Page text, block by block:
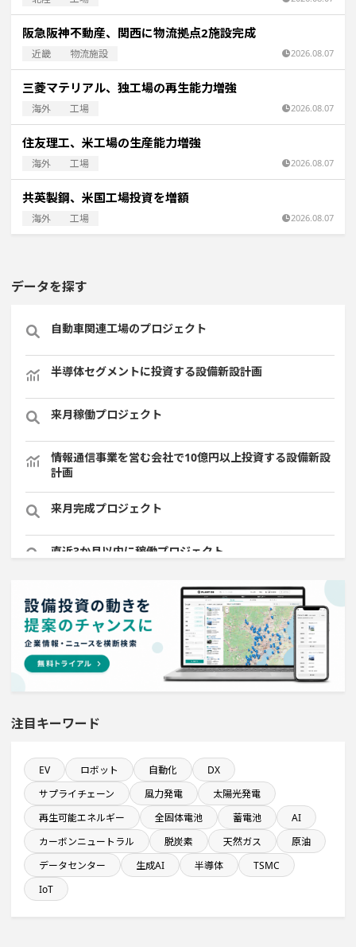
阪急阪神不動産、関西に物流拠点2施設完成
近畿 物流施設 2026.08.07
三菱マテリアル、独工場の再生能力増強
海外 工場 2026.08.07
住友理工、米工場の生産能力増強
海外 工場 2026.08.07
共英製鋼、米国工場投資を増額
海外 工場 2026.08.07
データを探す
自動車関連工場のプロジェクト
半導体セグメントに投資する設備新設計画
来月稼働プロジェクト
情報通信事業を営む会社で10億円以上投資する設備新設
計画
来月完成プロジェクト
直近3か月以内に稼働プロジェクト
完成から約5年経過プロジェクト
食品関連工場のプロジェクト
新規雇用者数100名以上プロジェクト
ホテル・宿泊事業を営む会社で10億円以上投資する設備
飲食事業を営む会社で10億円以上投資する設備新設計画
発電設備の導入を含む物流施設プロジェクト
純利益が10億円以上の企業一覧
稼働から約5年経過プロジェクト
注目キーワード
EV ロボット 自動化
DX
サプライチェーン
風力発電
太陽光発電
再生可能エネルギー
全固体電池 蓄電池
AI
カーボンニュートラル
脱炭素 天然ガス
原油
データセンター
生成AI 半導体
TSMC
IoT